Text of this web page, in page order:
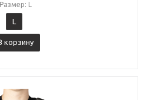
Размер: L
L
корзину